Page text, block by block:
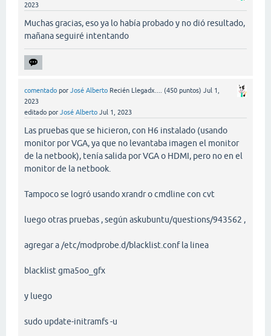
2023
Muchas gracias, eso ya lo había probado y no dió resultado,
mañana seguiré intentando
comentado por José Alberto Recién Llegadx.... (450 puntos) Jul 1,
2023
editado por José Alberto Jul 1, 2023
Las pruebas que se hicieron, con H6 instalado (usando
monitor por VGA, ya que no levantaba imagen el monitor
de la netbook), tenía salida por VGA o HDMI, pero no en el
monitor de la netbook.
Tampoco se logró usando xrandr o cmdline con cvt
luego otras pruebas , según askubuntu/questions/943562 ,
agregar a /etc/modprobe.d/blacklist.conf la linea
blacklist gma5oo_gfx
y luego
sudo update-initramfs -u